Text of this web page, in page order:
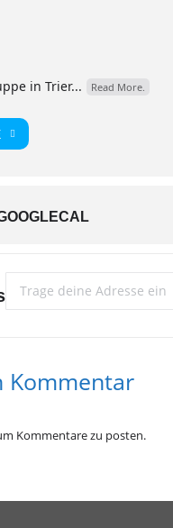
in Trier... Read More.
Address - SchwuFo goes
Kommentar
Kommentare zu posten.